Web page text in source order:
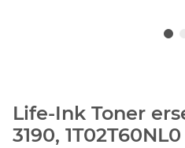
Life-Ink Toner
3190,